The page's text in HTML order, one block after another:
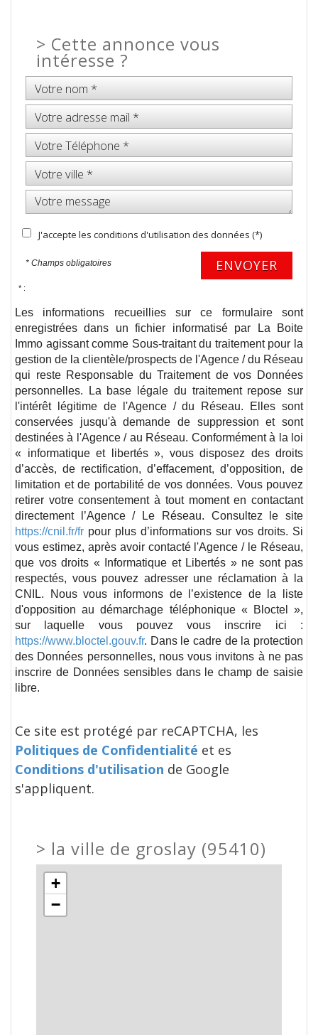
> Cette annonce vous
intéresse ?
J'accepte les conditions d'utilisation des données (*)
* Champs obligatoires ENVOYER
* :
Les informations recueillies sur ce formulaire sont
enregistrées dans un fichier informatisé par La Boite
Immo agissant comme Sous-traitant du traitement pour la
gestion de la clientèle/prospects de l'Agence / du Réseau
qui reste Responsable du Traitement de vos Données
personnelles. La base légale du traitement repose sur
l'intérêt légitime de l'Agence / du Réseau. Elles sont
conservées jusqu'à demande de suppression et sont
destinées à l'Agence / au Réseau. Conformément à la loi
« informatique et libertés », vous disposez des droits
d’accès, de rectification, d’effacement, d’opposition, de
limitation et de portabilité de vos données. Vous pouvez
retirer votre consentement à tout moment en contactant
directement l’Agence / Le Réseau. Consultez le site
https://cnil.fr/fr pour plus d’informations sur vos droits. Si
vous estimez, après avoir contacté l'Agence / le Réseau,
que vos droits « Informatique et Libertés » ne sont pas
respectés, vous pouvez adresser une réclamation à la
CNIL. Nous vous informons de l’existence de la liste
d'opposition au démarchage téléphonique « Bloctel »,
sur laquelle vous pouvez vous inscrire ici :
https://www.bloctel.gouv.fr. Dans le cadre de la protection
des Données personnelles, nous vous invitons à ne pas
inscrire de Données sensibles dans le champ de saisie
libre.
Ce site est protégé par reCAPTCHA, les
Politiques de Confidentialité et es
Conditions d'utilisation de Google
s'appliquent.
> la ville de groslay (95410)
+
−